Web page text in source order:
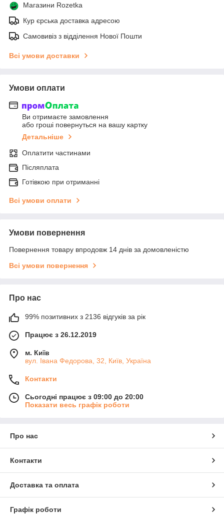
Магазини Rozetka
Кур єрська доставка адресою
Самовивіз з відділення Нової Пошти
Всі умови доставки
Умови оплати
Ви отримаєте замовлення
або гроші повернуться на вашу картку
Детальніше
Оплатити частинами
Післяплата
Готівкою при отриманні
Всі умови оплати
Умови повернення
Повернення товару впродовж 14 днів за домовленістю
Всі умови повернення
Про нас
99% позитивних з 2136 відгуків за рік
Працює з 26.12.2019
м. Київ
вул. Івана Федорова, 32, Київ, Україна
Контакти
Сьогодні працює з 09:00 до 20:00
Показати весь графік роботи
Про нас
Контакти
Доставка та оплата
Графік роботи